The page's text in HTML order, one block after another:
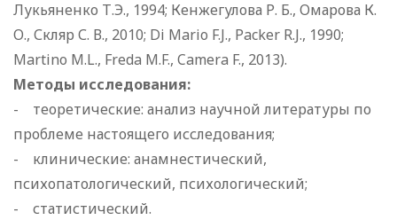
Лукьяненко Т.Э., 1994; Кенжегулова Р. Б., Омарова К.
О., Скляр С. В., 2010; Di Mario F.J., Packer R.J., 1990;
Martino M.L., Freda M.F., Camera F., 2013).
Методы исследования:
- теоретические: анализ научной литературы по
проблеме настоящего исследования;
- клинические: анамнестический,
психопатологический, психологический;
- статистический.